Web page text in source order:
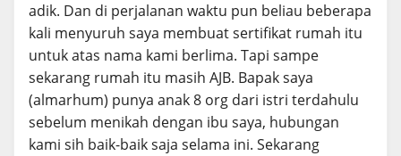
adik. Dan di perjalanan waktu pun beliau beberapa
kali menyuruh saya membuat sertifikat rumah itu
untuk atas nama kami berlima. Tapi sampe
sekarang rumah itu masih AJB. Bapak saya
(almarhum) punya anak 8 org dari istri terdahulu
sebelum menikah dengan ibu saya, hubungan
kami sih baik-baik saja selama ini. Sekarang